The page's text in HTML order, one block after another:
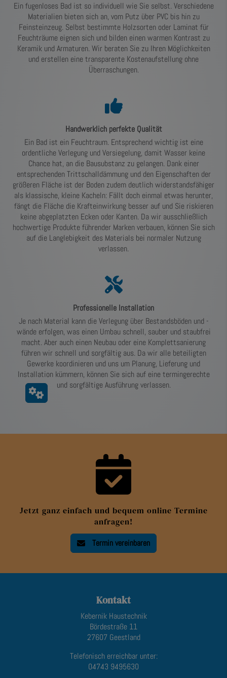
Ein fugenloses Bad ist so individuell wie Sie selbst. Verschiedene
Materialien bieten sich an, vom Putz über PVC bis hin zu
Feinsteinzeug. Selbst bestimmte Holzsorten oder Laminat für
Feuchträume eignen sich und bilden einen warmen Kontrast zu
Keramik und Armaturen. Wir beraten Sie zu Ihren Möglichkeiten
und erstellen eine transparente Kostenaufstellung ohne
Überraschungen.
Handwerklich perfekte Qualität
Ein Bad ist ein Feuchtraum. Entsprechend wichtig ist eine
ordentliche Verlegung und Versiegelung, damit Wasser keine
Chance hat, an die Bausubstanz zu gelangen. Dank einer
entsprechenden Trittschalldämmung und den Eigenschaften der
größeren Fläche ist der Boden zudem deutlich widerstandsfähiger
als klassische, kleine Kacheln: Fällt doch einmal etwas herunter,
fängt die Fläche die Krafteinwirkung besser auf und Sie riskieren
keine abgeplatzten Ecken oder Kanten. Da wir ausschließlich
hochwertige Produkte führender Marken verbauen, können Sie sich
auf die Langlebigkeit des Materials bei normaler Nutzung
verlassen.
Professionelle Installation
Je nach Material kann die Verlegung über Bestandsböden und -
wände erfolgen, was einen Umbau schnell, sauber und staubfrei
macht. Aber auch einen Neubau oder eine Komplettsanierung
führen wir schnell und sorgfältig aus. Da wir alle beteiligten
Gewerke koordinieren und uns um Planung, Lieferung und
Installation kümmern, können Sie sich auf eine termingerechte
und sorgfältige Ausführung verlassen.
Jetzt ganz einfach und bequem online Termine
anfragen!
Termin vereinbaren
Footer - Kontaktdaten und
Kontakt
Kebernik Haustechnik
Bördestraße 11
27607 Geestland
Telefonisch erreichbar unter:
04743 9495630